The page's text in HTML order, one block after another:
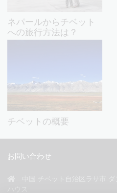
ネパールからチベット
への旅行方法は？
チベットの概要
お問い合わせ